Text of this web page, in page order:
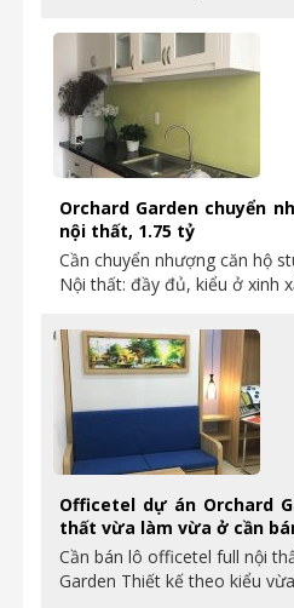
Orchard Garden chuyển
nội thất, 1.75 tỷ
Cần chuyển nhượng căn hộ
Nội thất: đầy đủ, kiểu ở xinh
Officetel dự án Orchard
thất vừa làm vừa ở cần
Cần bán lô officetel full nội
Garden Thiết kế theo kiểu